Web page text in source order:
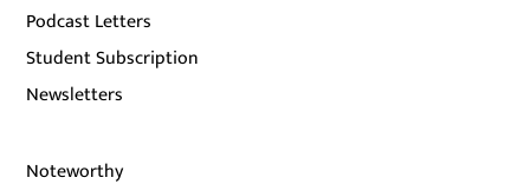
Podcast Letters
Student Subscription
Newsletters
Noteworthy